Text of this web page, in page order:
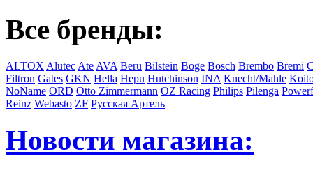
Все бренды:
ALTOX Alutec Ate AVA Beru Bilstein Boge Bosch Brembo Bremi
Filtron Gates GKN Hella Hepu Hutchinson INA Knecht/Mahle
NoName ORD Otto Zimmermann OZ Racing Philips Pilenga
Reinz Webasto ZF Русская Артель
Новости магазина: